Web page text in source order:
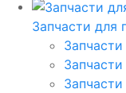
Запчасти для